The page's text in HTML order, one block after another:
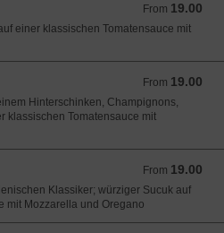
From 19.00
From 19.00 CHF
einer klassischen Tomatensauce mit
From 19.00
From 19.00 CHF
Hinterschinken, Champignons,
klassischen Tomatensauce mit
From 19.00
From 19.00 CHF
Klassiker; würziger Sucuk auf
mit Mozzarella und Oregano